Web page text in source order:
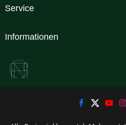
Service
Informationen